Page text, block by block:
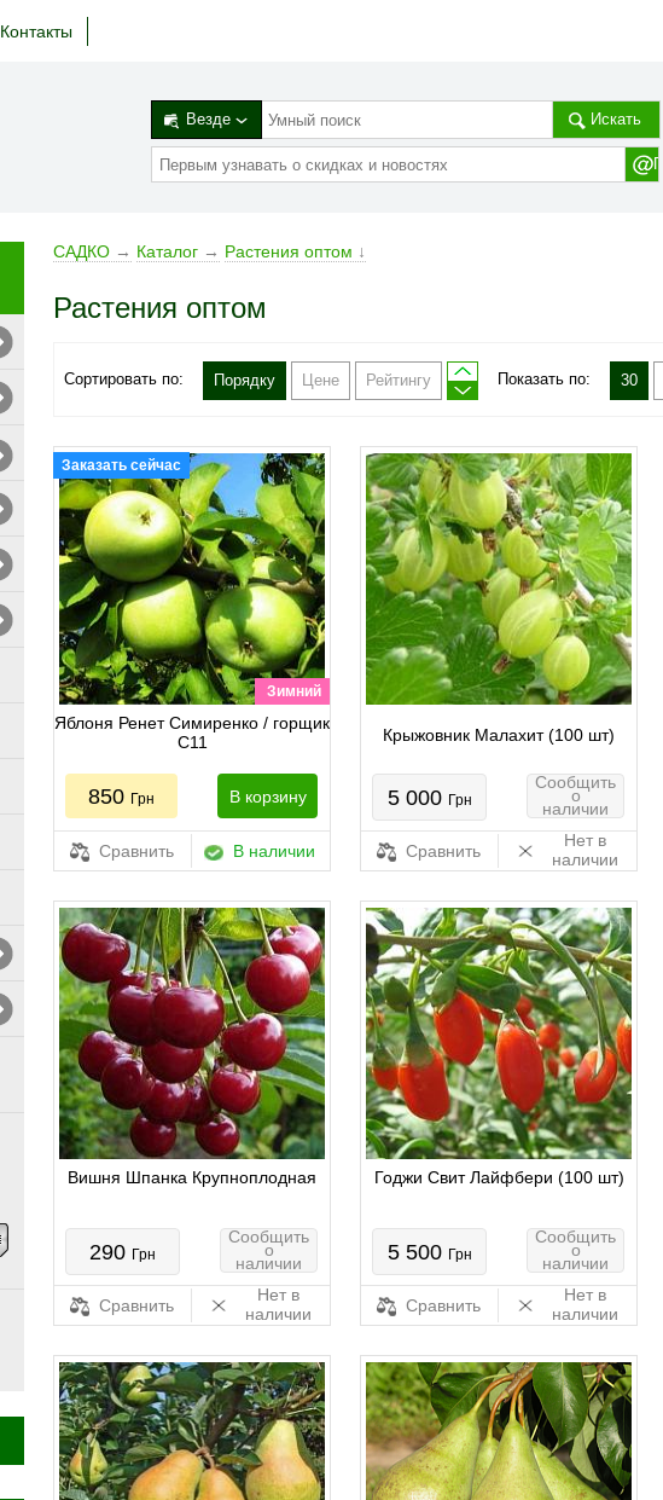
Контакты
Везде Искать
САДКО → Каталог → Растения оптом ↓
Растения оптом
Сортировать по: Порядку Цене Рейтингу Показать по: 30
Заказать сейчас
Зимний
Яблоня Ренет Симиренко / горщик
С11
850 Грн В корзину
Сравнить В наличии
Крыжовник Малахит (100 шт)
5 000 Грн
Сообщить
о
наличии
Сравнить
Нет в
наличии
Вишня Шпанка Крупноплодная
290 Грн
Сообщить
о
наличии
Сравнить
Нет в
наличии
Годжи Свит Лайфбери (100 шт)
5 500 Грн
Сообщить
о
наличии
Сравнить
Нет в
наличии